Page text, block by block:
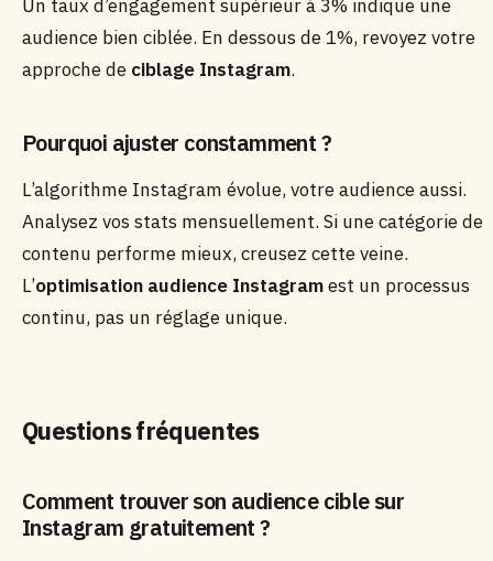
Un taux d’engagement supérieur à 3% indique une
audience bien ciblée. En dessous de 1%, revoyez votre
approche de ciblage Instagram.
Pourquoi ajuster constamment ?
L’algorithme Instagram évolue, votre audience aussi.
Analysez vos stats mensuellement. Si une catégorie de
contenu performe mieux, creusez cette veine.
L’optimisation audience Instagramest un processus
continu, pas un réglage unique.
Questions fréquentes
Comment trouver son audience cible sur
Instagram gratuitement ?